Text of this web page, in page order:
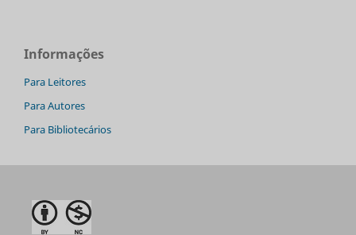
Informações
Para Leitores
Para Autores
Para Bibliotecários